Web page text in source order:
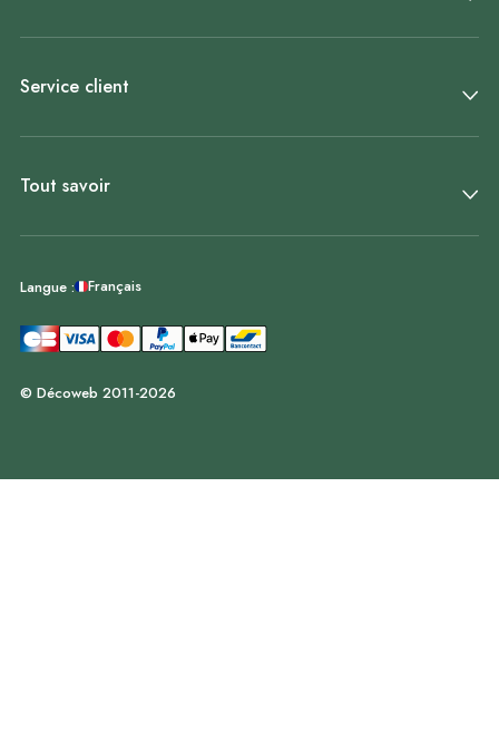
Service client
Tout savoir
Langue : Français
© Décoweb 2011-2026